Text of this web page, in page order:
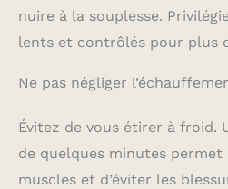
nuire à la souplesse.
lents et contrôlés pour plus
Ne pas négliger
Évitez de vous étirer à froid.
de quelques minutes permet
muscles et d’éviter les